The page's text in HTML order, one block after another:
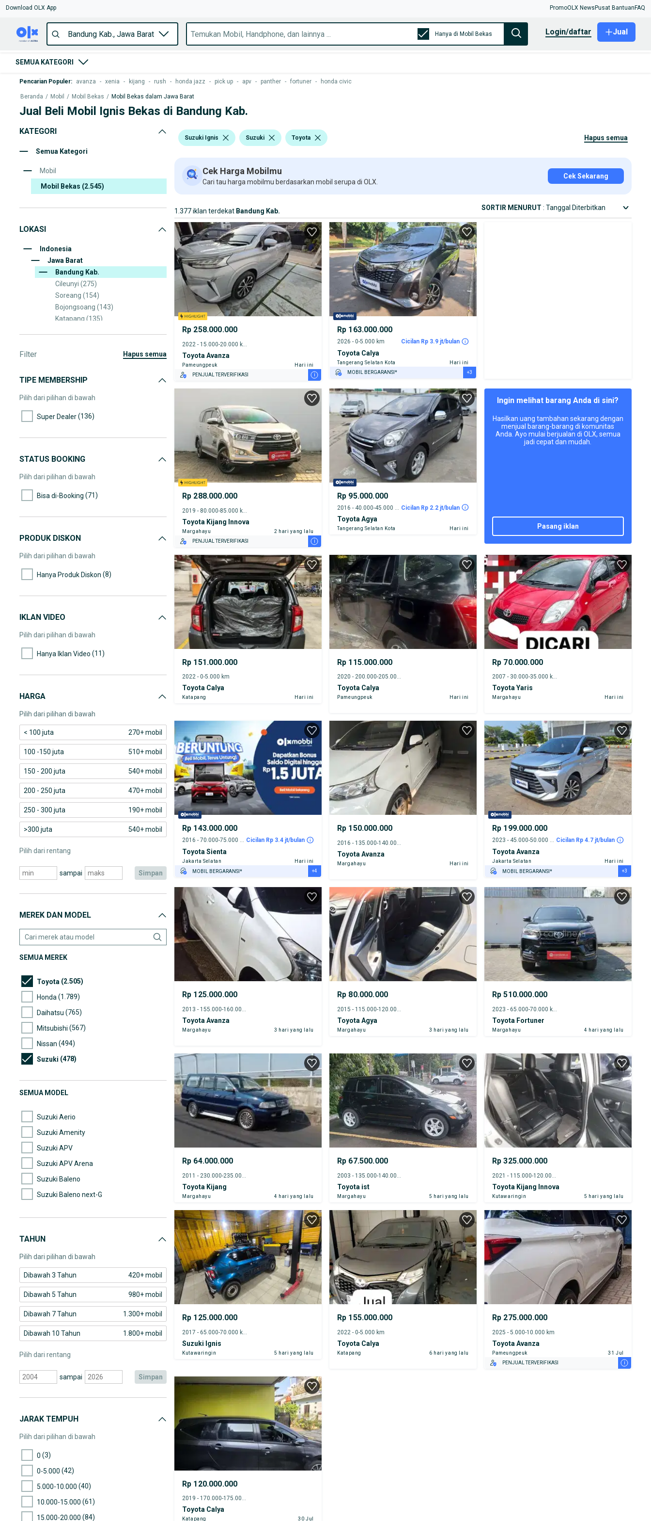
Download OLX App PromoOLX News Pusat Bantuan FAQ
Hanya di Mobil Bekas login/daftar Jual
SEMUA KATEGORI
Pencarian Populer: avanza - xenia - kijang - rush - honda jazz - pick up - apv - panther - fortuner - honda civic
Beranda / Mobil / Mobil Bekas / Mobil Bekas dalam Jawa Barat
Jual Beli Mobil Ignis Bekas di Bandung Kab.
KATEGORI
Semua Kategori
Mobil
Mobil Bekas (2.545)
LOKASI
Indonesia
Jawa Barat
Bandung Kab.
Cileunyi (275)
Soreang (154)
Bojongsoang (143)
Katapang (135)
Majalaya
Filter hapus semua
TIPE MEMBERSHIP
Pilih dari pilihan di bawah
Super Dealer(136)
STATUS BOOKING
Pilih dari pilihan di bawah
Bisa di-Booking (71)
PRODUK DISKON
Pilih dari pilihan di bawah
Hanya Produk Diskon (8)
IKLAN VIDEO
Pilih dari pilihan di bawah
Hanya Iklan Video (11)
HARGA
Pilih dari pilihan di bawah
< 100 juta 270+ mobil
100 -150 juta 510+ mobil
150 - 200 juta 540+ mobil
200 - 250 juta 470+ mobil
250 - 300 juta 190+ mobil
>300 juta 540+ mobil
Pilih dari rentang
sampai simpan
MEREK DAN MODEL
SEMUA MEREK
Toyota (2.505)
Honda (1.789)
Daihatsu (765)
Mitsubishi (567)
Nissan (494)
Suzuki (478)
Hyundai(201)
SEMUA MODEL
Suzuki Aerio
Suzuki Amenity
Suzuki APV
Suzuki APV Arena
Suzuki Baleno
Suzuki Baleno next-G
Suzuki Carry Pick-up
TAHUN
Pilih dari pilihan di bawah
Dibawah 3 Tahun 420+ mobil
Dibawah 5 Tahun 980+ mobil
Dibawah 7 Tahun 1.300+ mobil
Dibawah 10 Tahun 1.800+ mobil
Pilih dari rentang
sampai simpan
JARAK TEMPUH
Pilih dari pilihan di bawah
0 (3)
0-5.000 (42)
5.000-10.000 (40)
10.000-15.000 (61)
15.000-20.000 (84)
Suzuki Ignis Suzuki Toyota hapus semua
Cek Harga Mobilmu
Cari tau harga mobilmu berdasarkan mobil serupa di OLX.
Cek Sekarang
1.377 iklan terdekat Bandung Kab. SORTIR MENURUT : Tanggal Diterbitkan
Rp 258.000.000
Toyota Avanza
Pameungpeuk
Hari ini
PENJUAL TERVERIFIKASI
i
Rp 163.000.000
2026 - 0-5.000 km Cicilan Rp 3.9 jt/bulan
Toyota Calya
Tangerang Selatan Kota
Hari ini
MOBIL BERGARANSI*
TEST DRIVE DARI RUMAH
GRATIS BIAYA JASA PERAWATAN*
+3
Rp 288.000.000
Toyota Kijang Innova
Margahayu
2 hari yang lalu
PENJUAL TERVERIFIKASI
i
Rp 95.000.000
Cicilan Rp 2.2 jt/bulan
Toyota Agya
Tangerang Selatan Kota Hari ini
Ingin melihat barang Anda di sini?
Hasilkan uang tambahan sekarang dengan
menjual barang-barang di komunitas
Anda. Ayo mulai berjualan di OLX, semua
jadi cepat dan mudah.
pasang iklan
Rp 151.000.000
2022 - 0-5.000 km
Toyota Calya
Katapang Hari ini
Rp 115.000.000
2020 - 200.000-205.000 km
Toyota Calya
Pameungpeuk Hari ini
Rp 70.000.000
2007 - 30.000-35.000 km
Toyota Yaris
Margahayu Hari ini
Rp 143.000.000
2016 - 70.000-75.000 km Cicilan Rp 3.4 jt/bulan
Toyota Sienta
Jakarta Selatan
Hari ini
MOBIL BERGARANSI*
TEST DRIVE DARI RUMAH
GRATIS BIAYA JASA PERAWATAN*
PENJUAL TERVERIFIKASI
+4
Rp 150.000.000
2016 - 135.000-140.000 km
Toyota Avanza
Margahayu Hari ini
Rp 199.000.000
2023 - 45.000-50.000 km Cicilan Rp 4.7 jt/bulan
Toyota Avanza
Jakarta Selatan
Hari ini
MOBIL BERGARANSI*
TEST DRIVE DARI RUMAH
GRATIS BIAYA JASA PERAWATAN*
+3
Rp 125.000.000
2013 - 155.000-160.000 km
Toyota Avanza
Margahayu 3 hari yang lalu
Rp 80.000.000
2015 - 115.000-120.000 km
Toyota Agya
Margahayu 3 hari yang lalu
Rp 510.000.000
2023 - 65.000-70.000 km
Toyota Fortuner
Margahayu 4 hari yang lalu
Rp 64.000.000
Toyota Kijang
Margahayu 4 hari yang lalu
Rp 67.500.000
Toyota ist
Margahayu 5 hari yang lalu
Rp 325.000.000
Toyota Kijang Innova
Kutawaringin 5 hari yang lalu
Rp 125.000.000
Suzuki Ignis
Kutawaringin 5 hari yang lalu
Rp 155.000.000
2022 - 0-5.000 km
Toyota Calya
Katapang 6 hari yang lalu
Rp 275.000.000
2025 - 5.000-10.000 km
Toyota Avanza
Pameungpeuk
31 Jul
PENJUAL TERVERIFIKASI
i
Rp 120.000.000
2019 - 170.000-175.000 km
Toyota Calya
Katapang
30 Jul